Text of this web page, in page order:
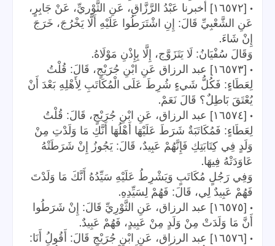
•
[١٦٥٧٢] أخبرنا عَبْدُ الرَّزَّاقِ، عَنِ الثَّوْريِّ، عَنْ جَابِرٍ،
عَنِ الشَّعْبِيِّ قَالَ: إِنِ اشْتَرَطُوا عَلَيْهِ أَلَّا يَخْرُجَ، خَرَجَ
إِنْ شَاءَ.
وَقَالَ سُفْيَانُ: لَا يَتَزَوَّج، إِلَّا بِإِذْنِ مَوْلَاهُ.
•
[١٦٥٧٣] عبد الرزاق عَنِ ابْنِ جُرَيْجٍ، قَالَ: قُلْتُ
لِعَطَاءٍ: فَكُلُّ شَيءٍ شُرِطَ عَلَى الْمُكَاتَبِ لِأَهْلِهِ بَعْدَ أَنْ
يُعْتَقَ بَاطِلٌ؟ قَالَ نَعَمْ.
•
[١٦٥٧٤] عبد الرزاق، عَنِ ابْنِ جُرَيْجٍ، قَالَ: قُلْتُ
لِعَطَاءٍ: فَمُكَاتَبَةٌ شَرَطَ عَلَيْهَا أَهْلُهَا أَنَّكِ مَا وَلَدْتِ مِنْ
وَلَدٍ فِي كِتَابَتِكِ فَإِنَّهُمْ عَبِيدٌ، قَالَ: يَجُوزُ إِنْ شَرَطَتْهُ
عَاوَدَتْهُ فِيهَا.
وَفِي رَجُلٍ مُكَاتَبٍ وَيَشْرِطُ عَلَيْهِ سَيِّدُهُ أَنَّكَ مَا وَلَدْتَ
فَهُمْ عَبِيدٌ لِي، قَالَ: فَهُمْ لِسَيِّدِهِ.
•
[١٦٥٧٥] عبد الرزاق، عَنِ الثَّوْرِيِّ قَالَ: إِنْ شَرَطُوا
أَنَّ مَا وَلَدَتْ مِنْ وَلَدٍ مِنْ عَبِيدٍ، فَهُمْ عَبِيدٌ.
•
[١٦٥٧٦] عبد الرزاق، عَنِ ابْنِ جُرَيْجٍ قَالَ: أَقُولُ أَنَا: